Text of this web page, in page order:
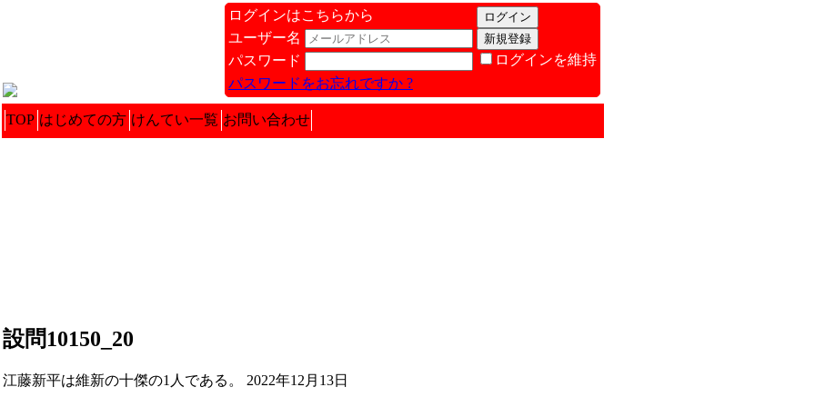
ログインはこちらから
ログインを維持
ユーザー名
パスワード
パスワードをお忘れですか ?
TOP はじめての方 けんてい一覧 お問い合わせ
設問10150_20
江藤新平は維新の十傑の1人である。 2022年12月13日